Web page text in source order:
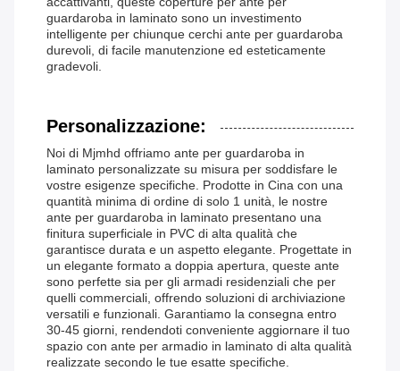
guardaroba in laminato sono un investimento
intelligente per chiunque cerchi ante per guardaroba
durevoli, di facile manutenzione ed esteticamente
gradevoli.
Personalizzazione:
Noi di Mjmhd offriamo ante per guardaroba in
laminato personalizzate su misura per soddisfare le
vostre esigenze specifiche. Prodotte in Cina con una
quantità minima di ordine di solo 1 unità, le nostre
ante per guardaroba in laminato presentano una
finitura superficiale in PVC di alta qualità che
garantisce durata e un aspetto elegante. Progettate in
un elegante formato a doppia apertura, queste ante
sono perfette sia per gli armadi residenziali che per
quelli commerciali, offrendo soluzioni di archiviazione
versatili e funzionali. Garantiamo la consegna entro
30-45 giorni, rendendoti conveniente aggiornare il tuo
spazio con ante per armadio in laminato di alta qualità
realizzate secondo le tue esatte specifiche.